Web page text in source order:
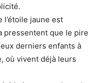
jaune est
pressentent que le pire
derniers enfants à
où vivent déjà leurs